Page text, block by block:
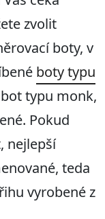
zvolit
boty, v
boty typu
typu monk,
Pokud
nejlepší
teda
vyrobené z